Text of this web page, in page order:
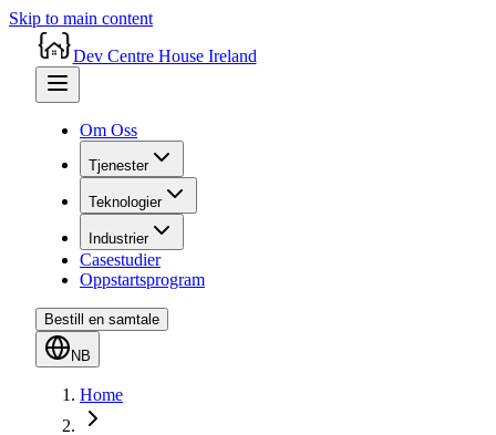
Skip to main content
Dev Centre House Ireland
Om Oss
Tjenester
Teknologier
Industrier
Casestudier
Oppstartsprogram
Bestill en samtale
NB
Home